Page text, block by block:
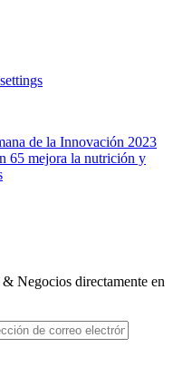
settings
de la Innovación 2023
65 mejora la nutrición y
Negocios directamente en